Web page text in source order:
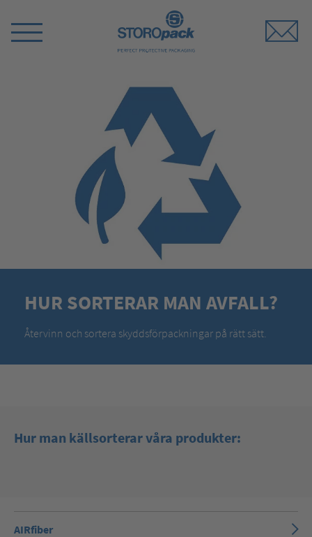
Switch
HUR SORTERAR MAN AVFALL?
Återvinn och sortera skyddsförpackningar på rätt sätt.
Hur man källsorterar våra produkter:
AIRfiber